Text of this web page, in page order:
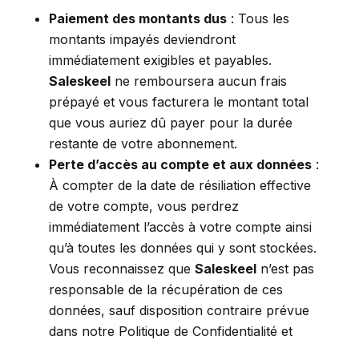
Paiement des montants dus: Tous les
montants impayés deviendront
immédiatement exigibles et payables.
Saleskeelne remboursera aucun frais
prépayé et vous facturera le montant total
que vous auriez dû payer pour la durée
restante de votre abonnement.
Perte d’accès au compte et aux données:
À compter de la date de résiliation effective
de votre compte, vous perdrez
immédiatement l’accès à votre compte ainsi
qu’à toutes les données qui y sont stockées.
Vous reconnaissez que Saleskeeln’est pas
responsable de la récupération de ces
données, sauf disposition contraire prévue
dans notre Politique de Confidentialité et